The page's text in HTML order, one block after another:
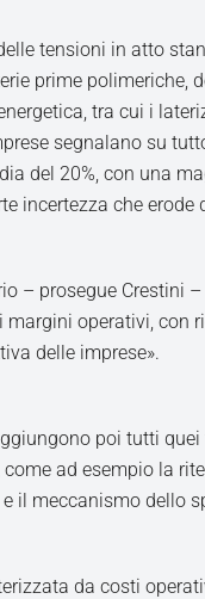
tensioni in atto
prime polimeriche,
tra cui i
segnalano su
del 20%, con una
incertezza che
– prosegue Crestini
margini operativi, con
delle imprese».
poi tutti
ad esempio la
e il meccanismo dello
da costi